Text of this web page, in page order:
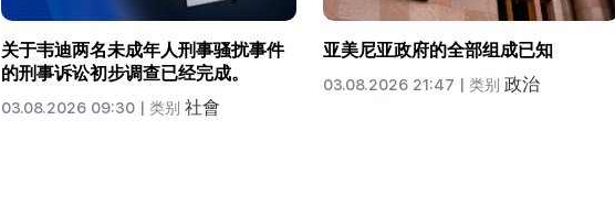
关于韦迪两名未成年人刑事骚扰事件
的刑事诉讼初步调查已经完成。
03.08.2026 09:30 | 类别 社會
亚美尼亚政府的全部组成已知
03.08.2026 21:47 | 类别政治